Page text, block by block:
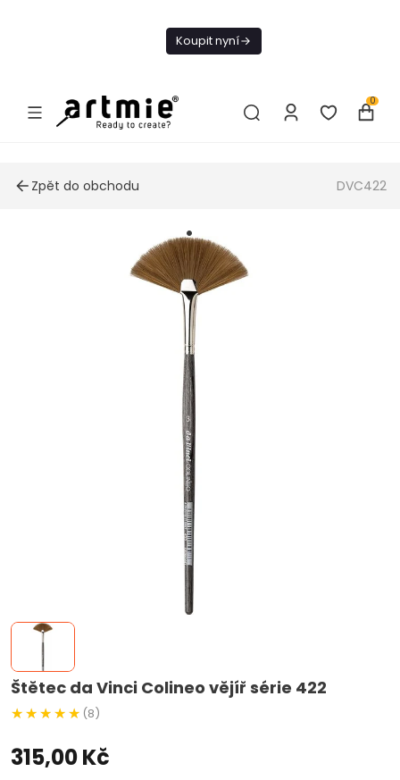
Koupit nyní
0
Zpět do obchodu DVC422
Štětec da Vinci Colineo vějíř série 422
(8)
315,00 Kč